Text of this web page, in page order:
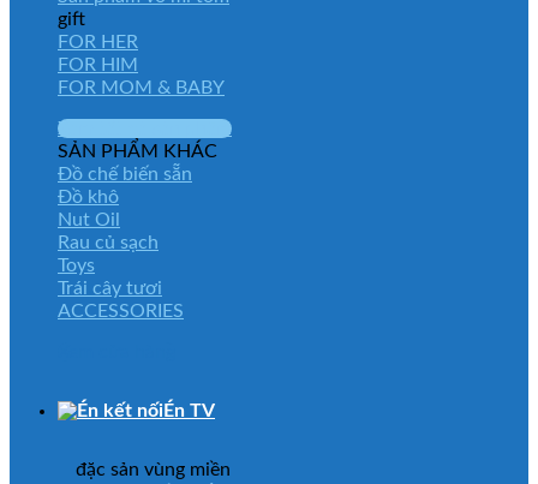
gift
FOR HER
FOR HIM
FOR MOM & BABY
Xem tất cả sản phẩm
SẢN PHẨM KHÁC
Đồ chế biến sẵn
Đồ khô
Nut Oil
Rau củ sạch
Toys
Trái cây tươi
ACCESSORIES
Én TV
đặc sản vùng miền